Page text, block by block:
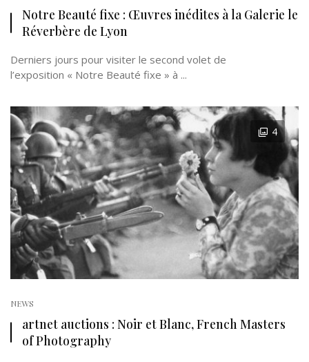
Notre Beauté fixe : Œuvres inédites à la Galerie le
Réverbère de Lyon
Derniers jours pour visiter le second volet de
l’exposition « Notre Beauté fixe » à ...
4
NEWS
artnet auctions : Noir et Blanc, French Masters
of Photography